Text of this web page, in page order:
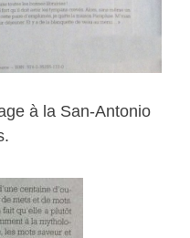
à la San-Antonio